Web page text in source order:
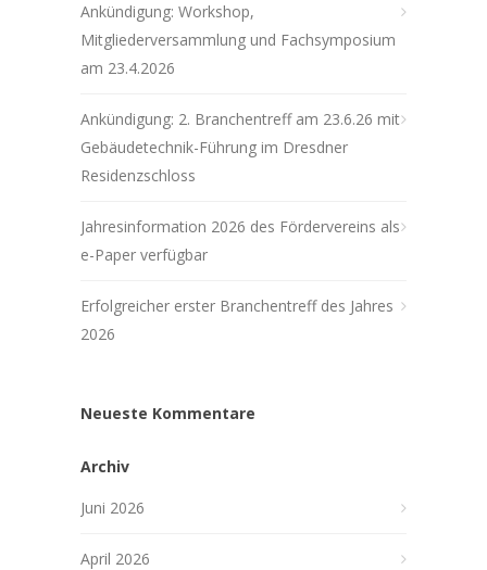
Ankündigung: Workshop,
Mitgliederversammlung und Fachsymposium
am 23.4.2026
Ankündigung: 2. Branchentreff am 23.6.26 mit
Gebäudetechnik-Führung im Dresdner
Residenzschloss
Jahresinformation 2026 des Fördervereins als
e-Paper verfügbar
Erfolgreicher erster Branchentreff des Jahres
2026
Neueste Kommentare
Archiv
Juni 2026
April 2026